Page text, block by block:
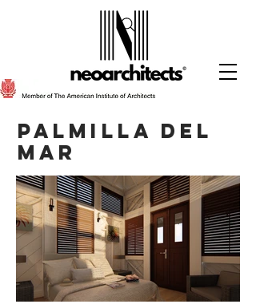
Palmilla del
mar